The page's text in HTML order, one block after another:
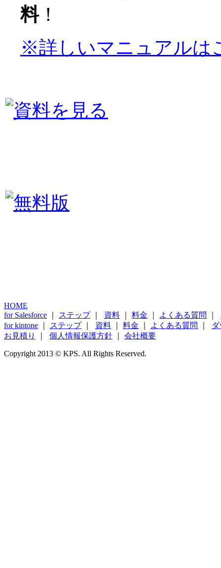
料！
※詳しいマニュアルは
HOME
for Salesforce
ステップ｜ 資料 料金 よくある質問
for kintone
ステップ｜ 資料 料金 よくある質問
お見積り
個人情報保護方針 会社概要
Copyright 2013 © KPS. All Rights Reserved.